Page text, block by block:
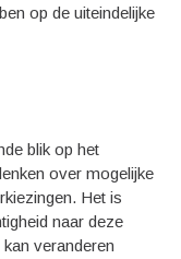
op de uiteindelijke
blik op het
over mogelijke
Het is
naar deze
veranderen